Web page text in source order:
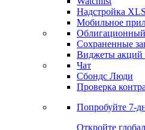
Получить доступ
Инструментарий
Портфель
Watchlist
Надстройка
Мобильное
Облигационный
Сохраненные
Виджеты акций
Чат
Сбондс Люди
Проверка